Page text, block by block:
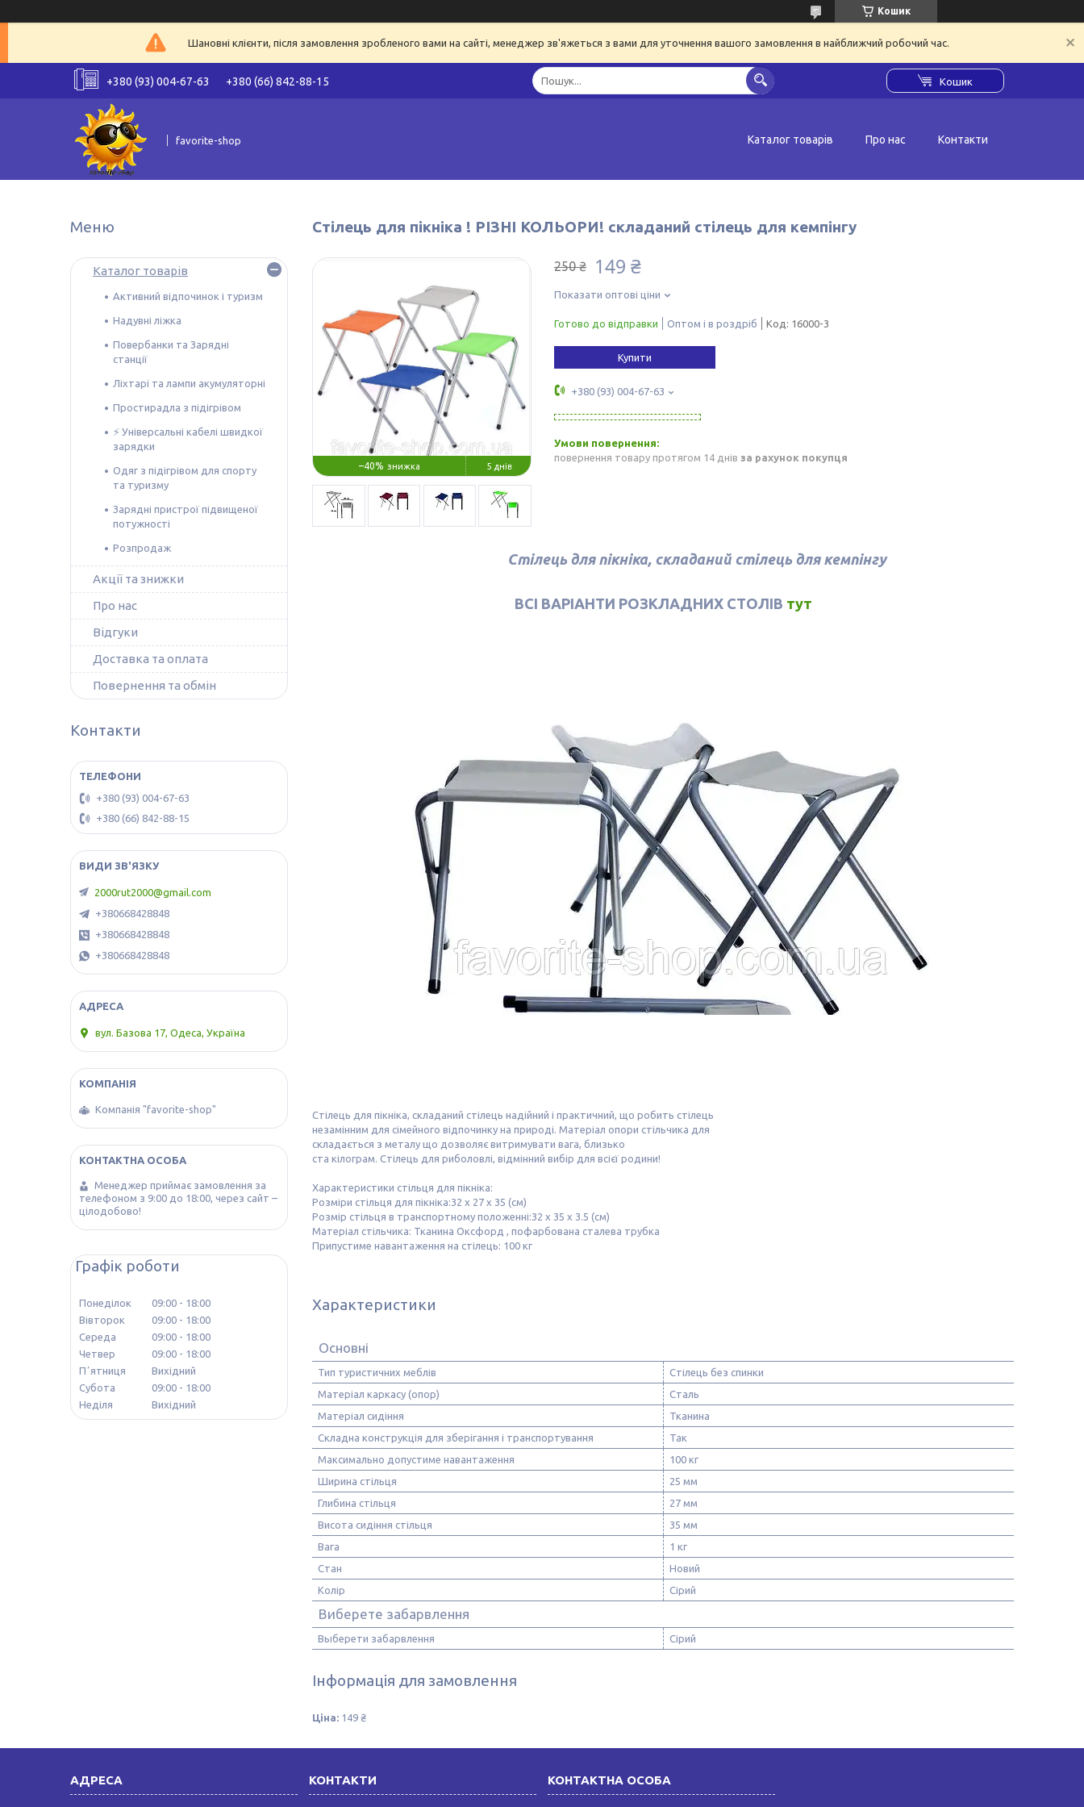
Кошик
Шановні клієнти, після замовлення зробленого вами на сайті, менеджер зв'яжеться з вами для уточнення вашого замовлення в найближчий робочий час.
+380 (93) 004-67-63 +380 (66) 842-88-15 Кошик
favorite-shop Каталог товарів Про нас Контакти
Стілець для пікніка ! РІЗНІ КОЛЬОРИ! складаний стілець для кемпінгу
–40% 5 днів
250 ₴ 149 ₴
Показати оптові ціни
Готово до відправки Оптом і в роздріб Код: 16000-3
Купити
+380 (93) 004-67-63
повернення товару протягом 14 днів за рахунок покупця
Стілець для пікніка, складаний стілець для кемпінгу
ВСІ ВАРІАНТИ РОЗКЛАДНИХ СТОЛІВ тут
Стілець для пікніка, складаний стілець надійний і практичний, що робить стілець
незамінним для сімейного відпочинку на природі. Матеріал опори стільчика для
складається з металу що дозволяє витримувати вага, близько
ста кілограм. Стілець для риболовлі, відмінний вибір для всієї родини!
Характеристики стільця для пікніка:
Розміри стільця для пікніка:32 х 27 х 35 (см)
Розмір стільця в транспортному положенні:32 х 35 х 3.5 (см)
Матеріал стільчика: Тканина Оксфорд , пофарбована сталева трубка
Припустиме навантаження на стілець: 100 кг
Характеристики
Основні
Тип туристичних меблів
Стілець без спинки
Матеріал каркасу (опор)
Сталь
Матеріал сидіння
Тканина
Складна конструкція для зберігання і транспортування
Так
Максимально допустиме навантаження
100 кг
Ширина стільця
25 мм
Глибина стільця
27 мм
Висота сидіння стільця
35 мм
Вага
1 кг
Стан
Новий
Колір
Сірий
Виберете забарвлення
Выберети забарвлення Сірий
Інформація для замовлення
Ціна: 149 ₴
Каталог товарів
Активний відпочинок і туризм
Надувні ліжка
Повербанки та Зарядні
станції
Ліхтарі та лампи акумуляторні
Простирадла з підігрівом
⚡️ Універсальні кабелі швидкої
зарядки
Одяг з підігрівом для спорту
та туризму
Зарядні пристрої підвищеної
потужності
Розпродаж
Акції та знижки
Про нас
Відгуки
Доставка та оплата
Повернення та обмін
Контакти
+380 (93) 004-67-63
+380 (66) 842-88-15
2000rut2000@gmail.com
+380668428848
+380668428848
+380668428848
вул. Базова 17, Одеса, Україна
Компанія "favorite-shop"
Менеджер приймає замовлення за
телефоном з 9:00 до 18:00, через сайт –
цілодобово!
Графік роботи
Понеділок 09:00
18:00
Вівторок
09:00
18:00
Середа
09:00
18:00
Четвер
09:00
18:00
Пʼятниця
Вихідний
Субота
09:00
18:00
Неділя
Вихідний